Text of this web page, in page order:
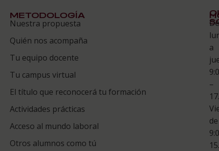
METODOLOGÍA
Nuestra propuesta
Quién nos acompaña
Tu equipo docente
Tu campus virtual
El título que reconocerá tu formación
Actividades prácticas
Acceso al mundo laboral
Otros alumnos como tú
Te
De
a
–
de